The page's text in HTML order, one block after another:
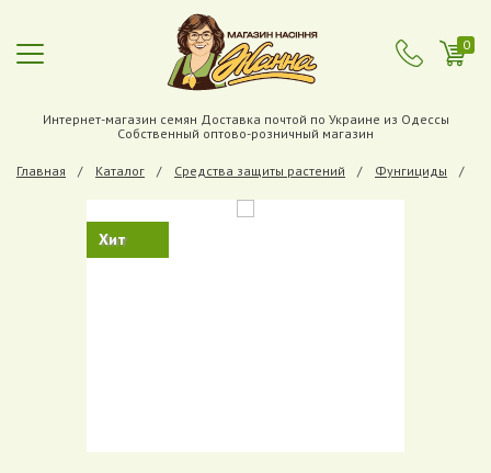
0
Интернет-магазин семян Доставка почтой по Украине из Одессы
Собственный оптово-розничный магазин
Главная Каталог Средства защиты растений Фунгициды
Хит